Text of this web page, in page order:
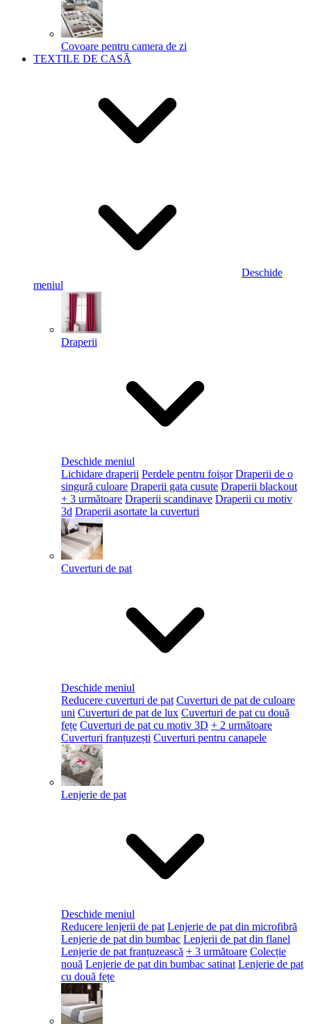
Covoare pentru camera de zi
TEXTILE DE CASĂ
Deschide
meniul
Draperii
Deschide meniul
Lichidare draperii Perdele pentru foișor Draperii de o
singură culoare Draperii gata cusute Draperii blackout
+ 3 următoare Draperii scandinave Draperii cu motiv
3d Draperii asortate la cuverturi
Cuverturi de pat
Deschide meniul
Reducere cuverturi de pat Cuverturi de pat de culoare
uni Cuverturi de pat de lux Cuverturi de pat cu două
fețe Cuverturi de pat cu motiv 3D + 2 următoare
Cuverturi franțuzești Cuverturi pentru canapele
Lenjerie de pat
Deschide meniul
Reducere lenjerii de pat Lenjerie de pat din microfibră
Lenjerie de pat din bumbac Lenjerii de pat din flanel
Lenjerie de pat franțuzească + 3 următoare Colecție
nouă Lenjerie de pat din bumbac satinat Lenjerie de pat
cu două fețe